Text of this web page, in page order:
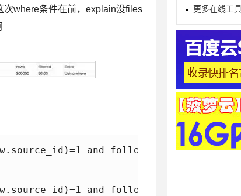
次where条件在前，explain没files
and follow.type=1) or
and follow.type=1) or
更多在线工